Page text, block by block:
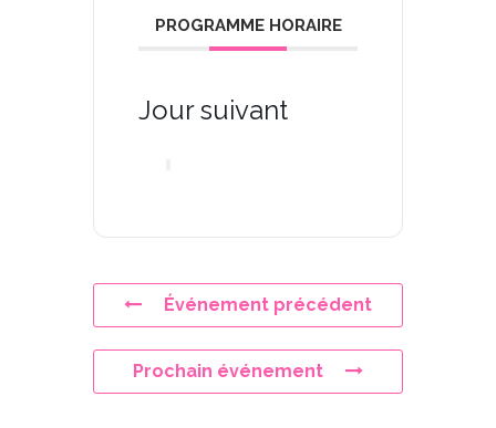
PROGRAMME HORAIRE
Jour suivant
Événement précédent
Prochain événement